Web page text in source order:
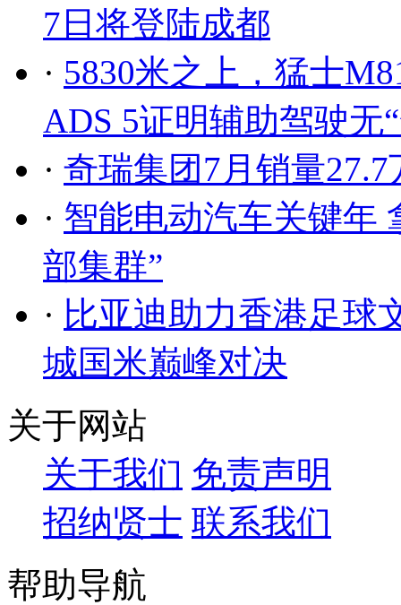
7日将登陆成都
· 5830米之上，猛士
ADS 5证明辅助驾驶无
· 奇瑞集团7月销量
· 智能电动汽车关键年
部集群”
· 比亚迪助力香港足球
城国米巅峰对决
关于网站
关于我们 免责声明
招纳贤士 联系我们
帮助导航